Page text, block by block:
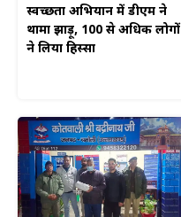
स्वच्छता अभियान में डीएम ने
थामा झाड़ू, 100 से अधिक लोगों
ने लिया हिस्सा